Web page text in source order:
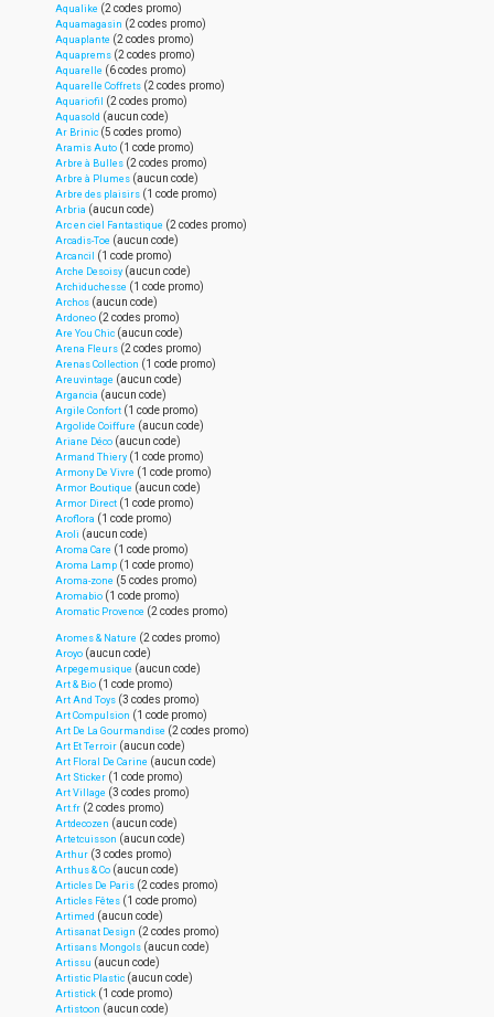
Aqualike (2 codes promo)
Aquamagasin (2 codes promo)
Aquaplante (2 codes promo)
Aquaprems (2 codes promo)
Aquarelle (6 codes promo)
Aquarelle Coffrets (2 codes promo)
Aquariofil (2 codes promo)
Aquasold (aucun code)
Ar Brinic (5 codes promo)
Aramis Auto (1 code promo)
Arbre à Bulles (2 codes promo)
Arbre à Plumes (aucun code)
Arbre des plaisirs (1 code promo)
Arbria (aucun code)
Arc en ciel Fantastique (2 codes promo)
Arcadis-Toe (aucun code)
Arcancil (1 code promo)
Arche Desoisy (aucun code)
Archiduchesse (1 code promo)
Archos (aucun code)
Ardoneo (2 codes promo)
Are You Chic (aucun code)
Arena Fleurs (2 codes promo)
Arenas Collection (1 code promo)
Areuvintage (aucun code)
Argancia (aucun code)
Argile Confort (1 code promo)
Argolide Coiffure (aucun code)
Ariane Déco (aucun code)
Armand Thiery (1 code promo)
Armony De Vivre (1 code promo)
Armor Boutique (aucun code)
Armor Direct (1 code promo)
Aroflora (1 code promo)
Aroli (aucun code)
Aroma Care (1 code promo)
Aroma Lamp (1 code promo)
Aroma-zone (5 codes promo)
Aromabio (1 code promo)
Aromatic Provence (2 codes promo)
Aromes & Nature (2 codes promo)
Aroyo (aucun code)
Arpegemusique (aucun code)
Art & Bio (1 code promo)
Art And Toys (3 codes promo)
Art Compulsion (1 code promo)
Art De La Gourmandise (2 codes promo)
Art Et Terroir (aucun code)
Art Floral De Carine (aucun code)
Art Sticker (1 code promo)
Art Village (3 codes promo)
Art.fr (2 codes promo)
Artdecozen (aucun code)
Artetcuisson (aucun code)
Arthur (3 codes promo)
Arthus & Co (aucun code)
Articles De Paris (2 codes promo)
Articles Fêtes (1 code promo)
Artimed (aucun code)
Artisanat Design (2 codes promo)
Artisans Mongols (aucun code)
Artissu (aucun code)
Artistic Plastic (aucun code)
Artistick (1 code promo)
Artistoon (aucun code)